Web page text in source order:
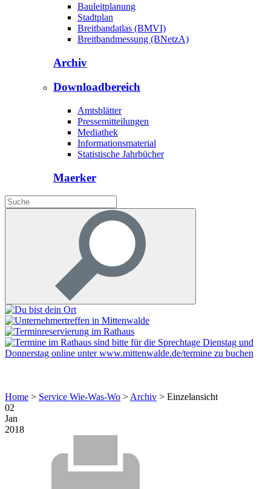
Bauleitplanung
Stadtplan
Breitbandatlas (BMVI)
Breitbandmessung (BNetzA)
Archiv
Downloadbereich
Amtsblätter
Pressemitteilungen
Mediathek
Informationsmaterial
Statistische Jahrbücher
Maerker
Home > Service Wie-Was-Wo >Archiv > Einzelansicht
02
Jan
2018